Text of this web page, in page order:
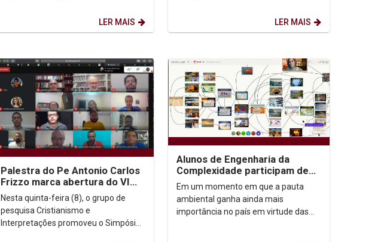
e candidatas à Prefeitura...LER MAIS
grau no mês de setembro deste...
LER MAIS
Palestra do Pe Antonio Carlos
Frizzo marca abertura do VI
Simpósio do Grupo de
Pesquisa...
Nesta quinta-feira (8), o grupo de
pesquisa Cristianismo e
Interpretações promoveu o Simpósio
Alunos de Engenharia da
Complexidade participam de
workshop de inteligência
coletiva sobre...
Em um momento em que a pauta
ambiental ganha ainda mais
importância no país em virtude das